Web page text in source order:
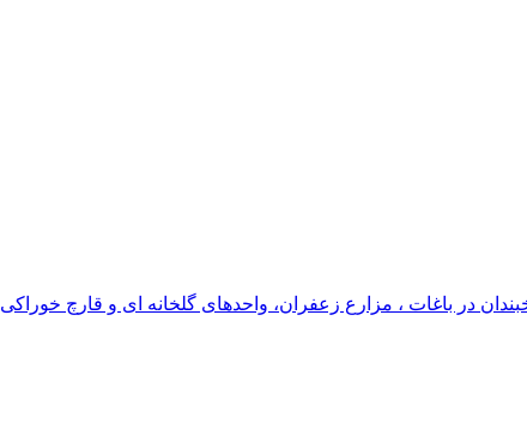
در باغات ، مزارع زعفران، واحدهای گلخانه ای و قارچ خوراکی